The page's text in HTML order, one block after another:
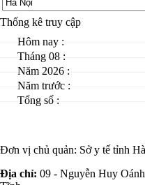
Thống kê truy cập
Hôm nay :
Tháng 08 :
Năm 2026 :
Năm trước :
Tổng số :
Đơn vị chủ quản: Sở y tế tỉnh
Địa chỉ: 09 - Nguyễn Huy